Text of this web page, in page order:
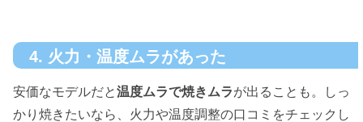
4. 火力・温度ムラがあった
安価なモデルだと温度ムラで焼きムラが出ることも。しっ
かり焼きたいなら、火力や温度調整の口コミをチェックし